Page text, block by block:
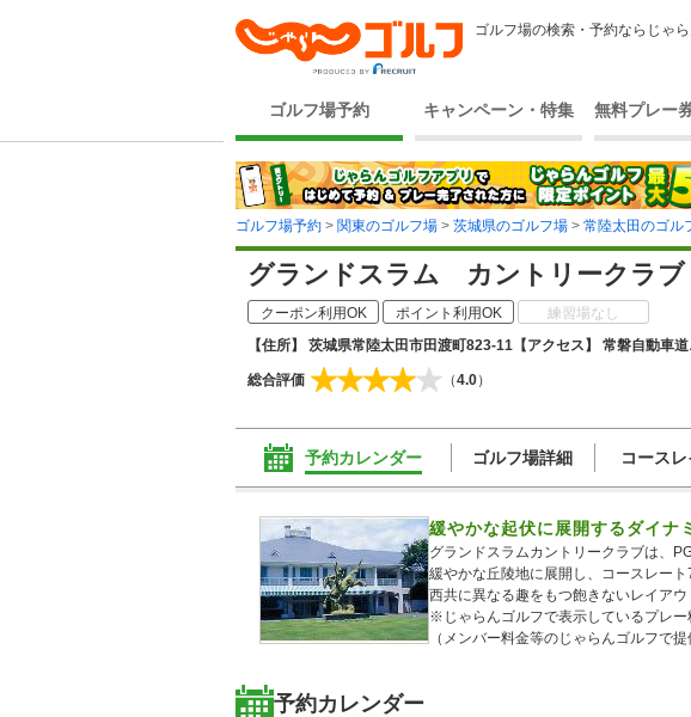
ゴルフ場の検索・予約ならじゃ
ゴルフ場予約 キャンペーン・特集 無料プレー
ゴルフ場予約 > 関東のゴルフ場 > 茨城県のゴルフ場 > 常陸太田のゴル
グランドスラム カントリークラブ
クーポン利用OK ポイント利用OK 練習場なし
【住所】 茨城県常陸太田市田渡町823-11 【アクセス】 常磐自動車
総合評価 （4.0）
予約カレンダー ゴルフ場詳細 コース
緩やかな起伏に展開するダイナ
グランドスラムカントリークラブは、
緩やかな丘陵地に展開し、コースレー
西共に異なる趣をもつ飽きないレイア
※じゃらんゴルフで表示しているプレー
（メンバー料金等のじゃらんゴルフで
予約カレンダー